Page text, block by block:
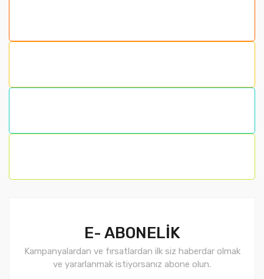
E- ABONELİK
Kampanyalardan ve fırsatlardan ilk siz haberdar olmak
ve yararlanmak istiyorsanız abone olun.